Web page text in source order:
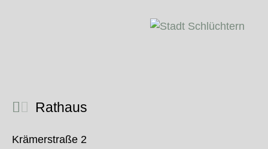
Rathaus
Krämerstraße 2